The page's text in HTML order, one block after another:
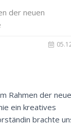
der neuen
Rahmen der
ein kreatives
brachte